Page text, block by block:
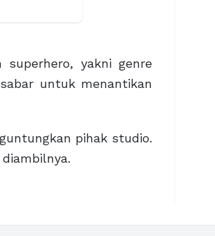
yakni genre
untuk menantikan
pihak studio.